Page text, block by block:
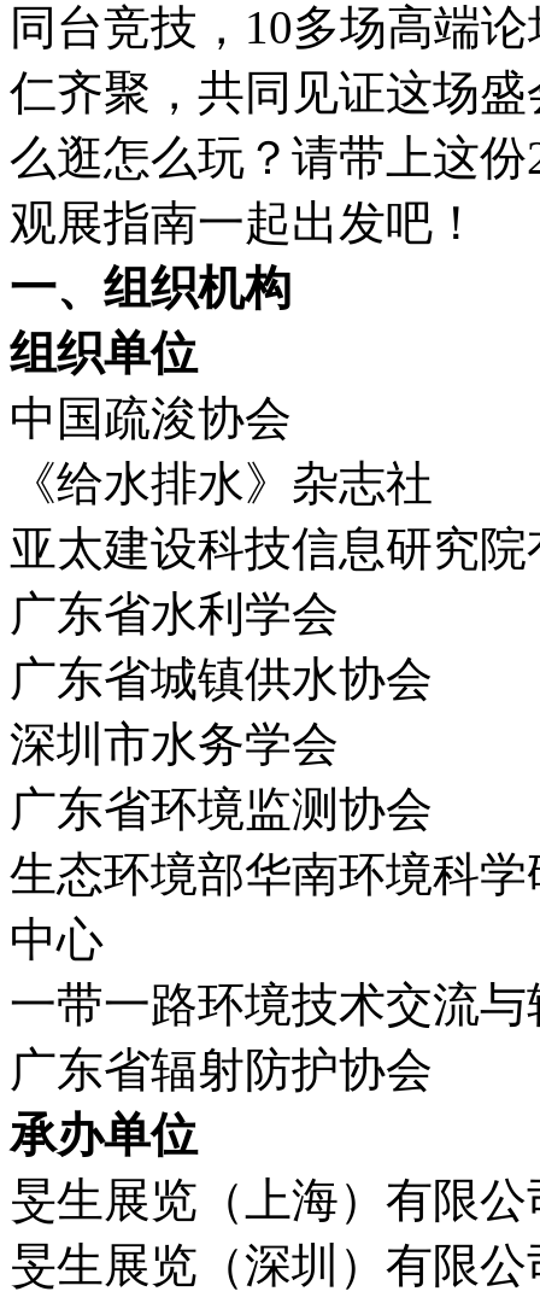
同台竞技，10多场高端
仁齐聚，共同见证这场
么逛怎么玩？请带上这
观展指南一起出发吧！
一、组织机构
组织单位
中国疏浚协会
《给水排水》杂志社
亚太建设科技信息研究
广东省水利学会
广东省城镇供水协会
深圳市水务学会
广东省环境监测协会
生态环境部华南环境科
中心
一带一路环境技术交流
广东省辐射防护协会
承办单位
旻生展览（上海）有限公
旻生展览（深圳）有限公